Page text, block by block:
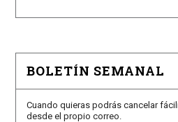
BOLETÍN SEMANAL
Cuando quieras podrás cancelar
desde el propio correo.